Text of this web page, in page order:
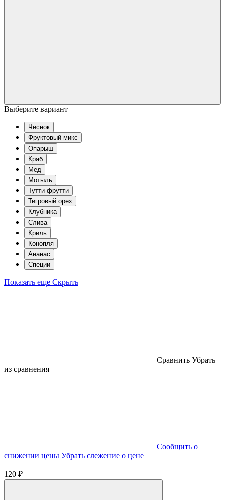
Выберите вариант
Чеснок
Фруктовый микс
Опарыш
Краб
Мед
Мотыль
Тутти-фрутти
Тигровый орех
Клубника
Слива
Криль
Конопля
Ананас
Специи
Показать еще Скрыть
Cравнить Убрать
из сравнения
Cообщить о
снижении цены Убрать слежение о цене
120 ₽